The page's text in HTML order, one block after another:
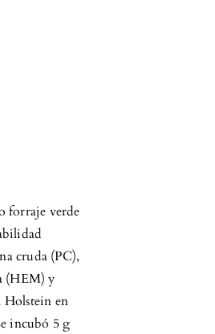
forraje verde
cruda (PC),
(HEM) y
Holstein en
incubó 5 g